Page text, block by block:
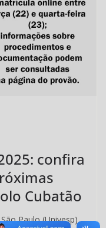
confira
Cubatão
Paulo (Univesp)